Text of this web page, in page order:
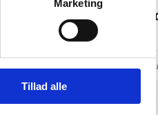
Marketing
Tillad alle
DKK.
Vi